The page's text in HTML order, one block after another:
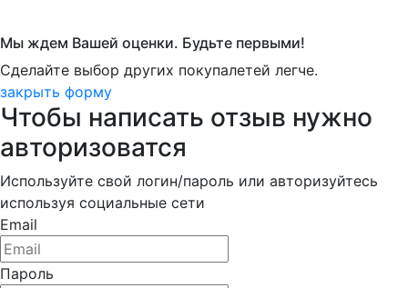
Мы ждем Вашей оценки. Будьте первыми!
Сделайте выбор других покупалетей легче.
закрыть форму
Чтобы написать отзыв нужно
авторизоватся
Используйте свой логин/пароль или авторизуйтесь
используя социальные сети
Email
Пароль